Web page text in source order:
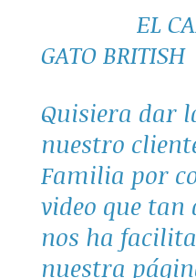
EL
GATO BRITISH
Quisiera dar
nuestro
Familia por
video que
nos ha
nuestra